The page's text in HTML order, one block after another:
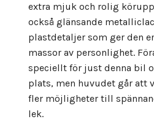
extra mjuk och rolig
också glänsande
plastdetaljer som ger den
massor av personlighet.
speciellt för just denna bil
plats, men huvudet går att
fler möjligheter till
lek.